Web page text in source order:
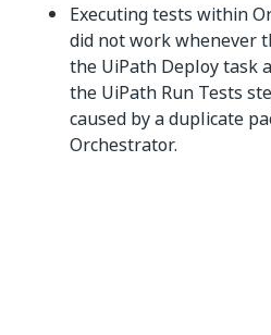
Executing tests within
did not work whenever
the UiPath Deploy task
the UiPath Run Tests
caused by a duplicate
Orchestrator.